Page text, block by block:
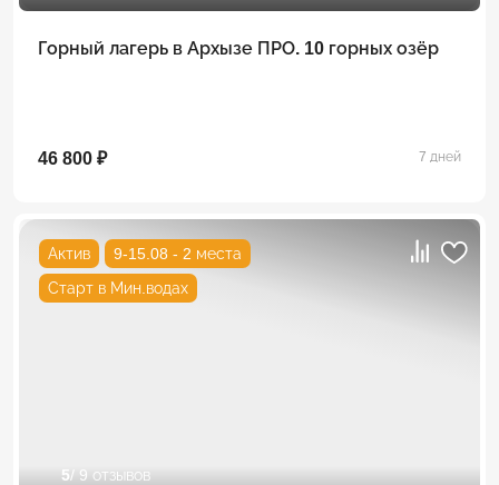
Горный лагерь в Архызе ПРО. 10 горных озёр
46 800 ₽ 7 дней
Актив
9-15.08 - 2 места
Старт в Мин.водах
5/ 9 отзывов